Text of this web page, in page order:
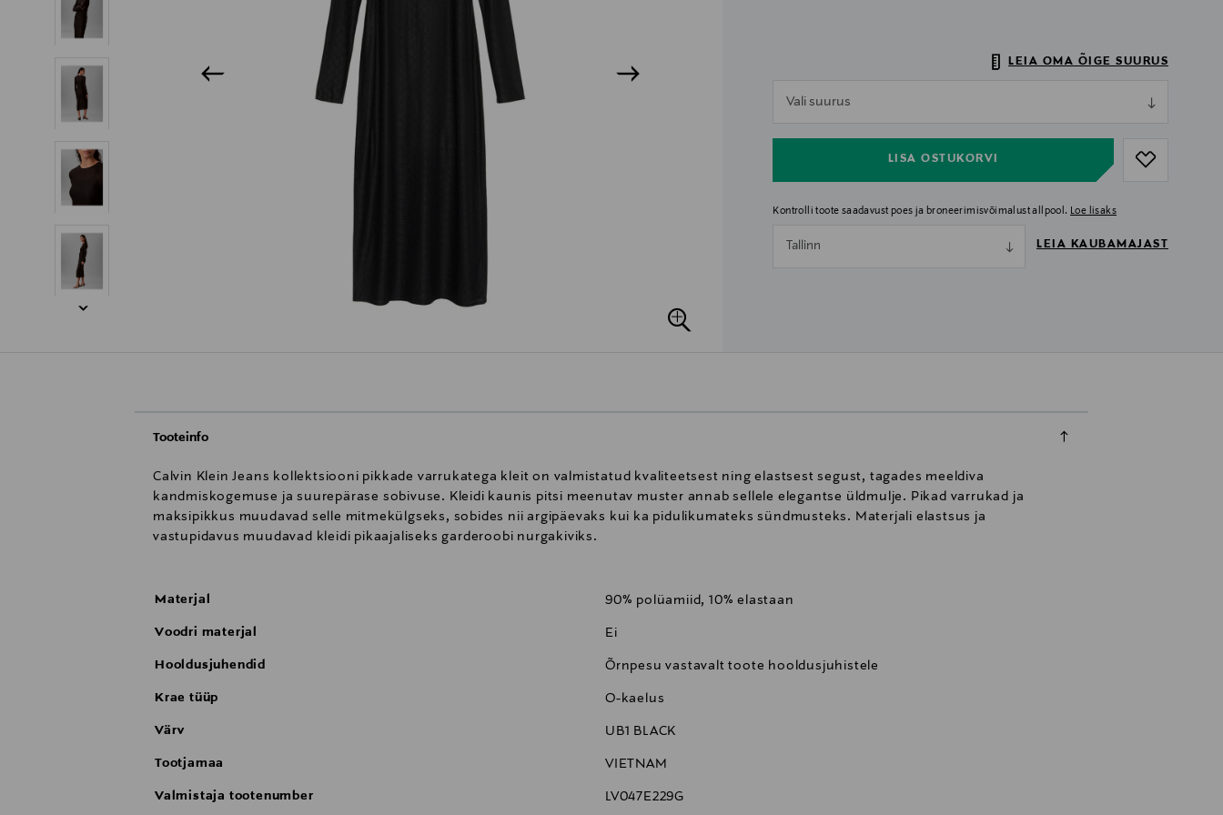
LEIA OMA ÕIGE SUURUS
Vali suurus
LISA OSTUKORVI
Kontrolli toote saadavust poes ja broneerimisvõimalust allpool. Loe lisaks
Tallinn LEIA KAUBAMAJAST
Tooteinfo
Calvin Klein Jeans kollektsiooni pikkade varrukatega kleit on valmistatud kvaliteetsest ning elastsest segust, tagades meeldiva
kandmiskogemuse ja suurepärase sobivuse. Kleidi kaunis pitsi meenutav muster annab sellele elegantse üldmulje. Pikad varrukad ja
maksipikkus muudavad selle mitmekülgseks, sobides nii argipäevaks kui ka pidulikumateks sündmusteks. Materjali elastsus ja
vastupidavus muudavad kleidi pikaajaliseks garderoobi nurgakiviks.
Materjal 90% polüamiid, 10% elastaan
Voodri materjal Ei
Hooldusjuhendid Õrnpesu vastavalt toote hooldusjuhistele
Krae tüüp O-kaelus
Värv UB1 BLACK
Tootjamaa VIETNAM
Valmistaja tootenumber LV047E229G